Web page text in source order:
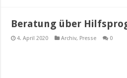
Beratung über
4. April 2020 Archiv, Presse 0